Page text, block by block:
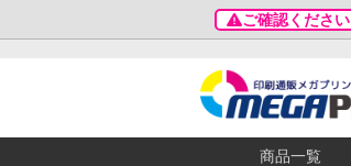
ご確認ください
商品一覧